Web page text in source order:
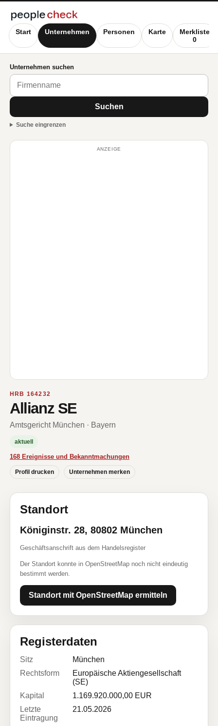
Start Unternehmen Personen Karte
Merkliste
0
Unternehmen suchen
Suchen
Suche eingrenzen
ANZEIGE
HRB 164232
Allianz SE
Amtsgericht München · Bayern
aktuell
168 Ereignisse und Bekanntmachungen
Profil drucken Unternehmen merken
Standort
Königinstr. 28, 80802 München
Geschäftsanschrift aus dem Handelsregister
Der Standort konnte in OpenStreetMap noch nicht eindeutig
bestimmt werden.
Standort mit OpenStreetMap ermitteln
Registerdaten
Sitz
München
Rechtsform
Europäische Aktiengesellschaft
(SE)
Kapital
1.169.920.000,00 EUR
Letzte
Eintragung
21.05.2026